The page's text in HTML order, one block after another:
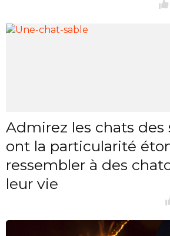
Admirez les chats des
ont la particularité
ressembler à des
leur vie